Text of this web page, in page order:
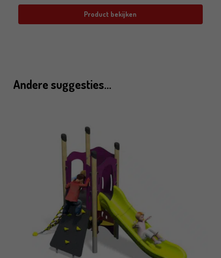
Product bekijken
Andere suggesties…